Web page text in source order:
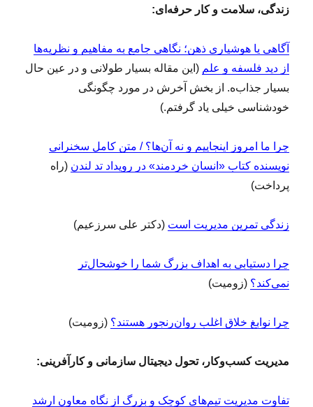
زندگی، سلامت و کار حرفه‌ای:
آگاهی یا هوشیاری ذهن؛ نگاهی جامع به مفاهیم و نظریه‌ها
از دید فلسفه و علم (این مقاله بسیار طولانی و در عین حال
بسیار جذاب‌ه. از بخش آخرش در مورد چگونگی
خودشناسی خیلی یاد گرفتم.)
چرا ما امروز اینجاییم و نه آن‌ها؟ / متن کامل سخنرانی
نویسنده کتاب «انسان خردمند» در رویداد تد لندن (راه
پرداخت)
زندگی تمرین مدیریت است (دکتر علی سرزعیم)
چرا دستیابی به اهداف بزرگ شما را خوشحال‌تر
نمی‌کند؟ (زومیت)
چرا نوابغ خلاق اغلب روان‌رنجور هستند؟ (زومیت)
مدیریت کسب‌وکار، تحول دیجیتال سازمانی و کارآفرینی:
تفاوت مدیریت تیم‌های کوچک و بزرگ از نگاه معاون ارشد